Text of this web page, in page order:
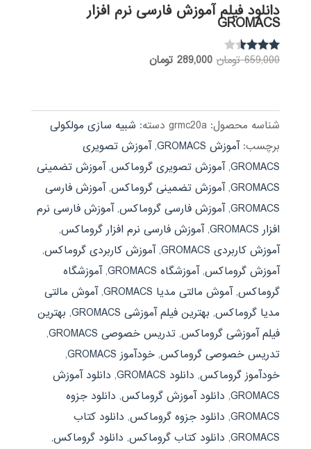
دانلود فیلم آموزش فارسی نرم افزار
GROMACS
نمره
659,000 تومان قیمت
بود.
289,000 تومانقیمت
شناسه محصول: grmc20a دسته: شبیه سازی مولکولی
برچسب:آموزش GROMACS ,آموزش تصویری
GROMACS
,آموزش تصویری گروماکس,آموزش تضمینی
GROMACS
,آموزش تضمینی گروماکس,آموزش فارسی
GROMACS
,آموزش فارسی گروماکس,آموزش فارسی نرم
افزار GROMACS
,آموزش فارسی نرم افزار گروماکس,
آموزش کاربردی GROMACS
,آموزش کاربردی گروماکس,
آموزش گروماکس,آموزشگاه GROMACS ,آموزشگاه
گروماکس,آموش مالتی مدیا GROMACS ,آموش مالتی
مدیا گروماکس, بهترین فیلم آموزشی GROMACS , بهترین
فیلم آموزشی گروماکس, تدریس خصوصی GROMACS
,
تدریس خصوصی گروماکس, خودآموز GROMACS
,
خودآموز گروماکس, دانلود GROMACS , دانلود آموزش
GROMACS
, دانلود آموزش گروماکس, دانلود جزوه
GROMACS
, دانلود جزوه گروماکس, دانلود کتاب
GROMACS
, دانلود کتاب گروماکس, دانلود گروماکس,